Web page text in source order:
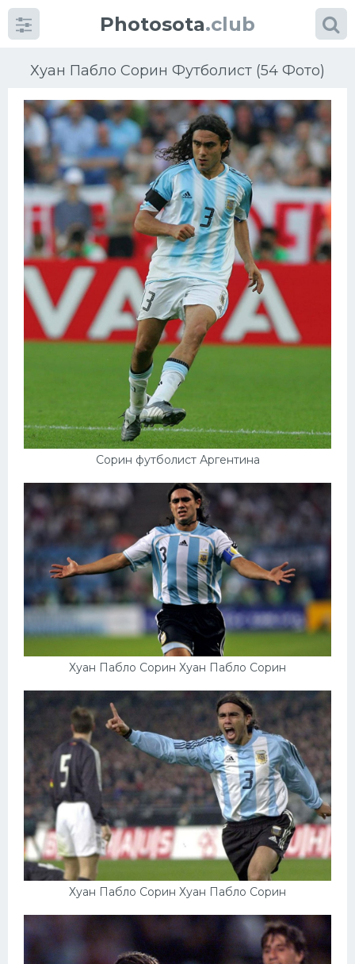
Photosota.club
Хуан Пабло Сорин Футболист (54 Фото)
Сорин футболист Аргентина
Хуан Пабло Сорин Хуан Пабло Сорин
Хуан Пабло Сорин Хуан Пабло Сорин
КатегорииФото
Еще картинки...
Футбол
Баскетбол
Хоккей
Конькобежный спорт
Интерьер квартиры